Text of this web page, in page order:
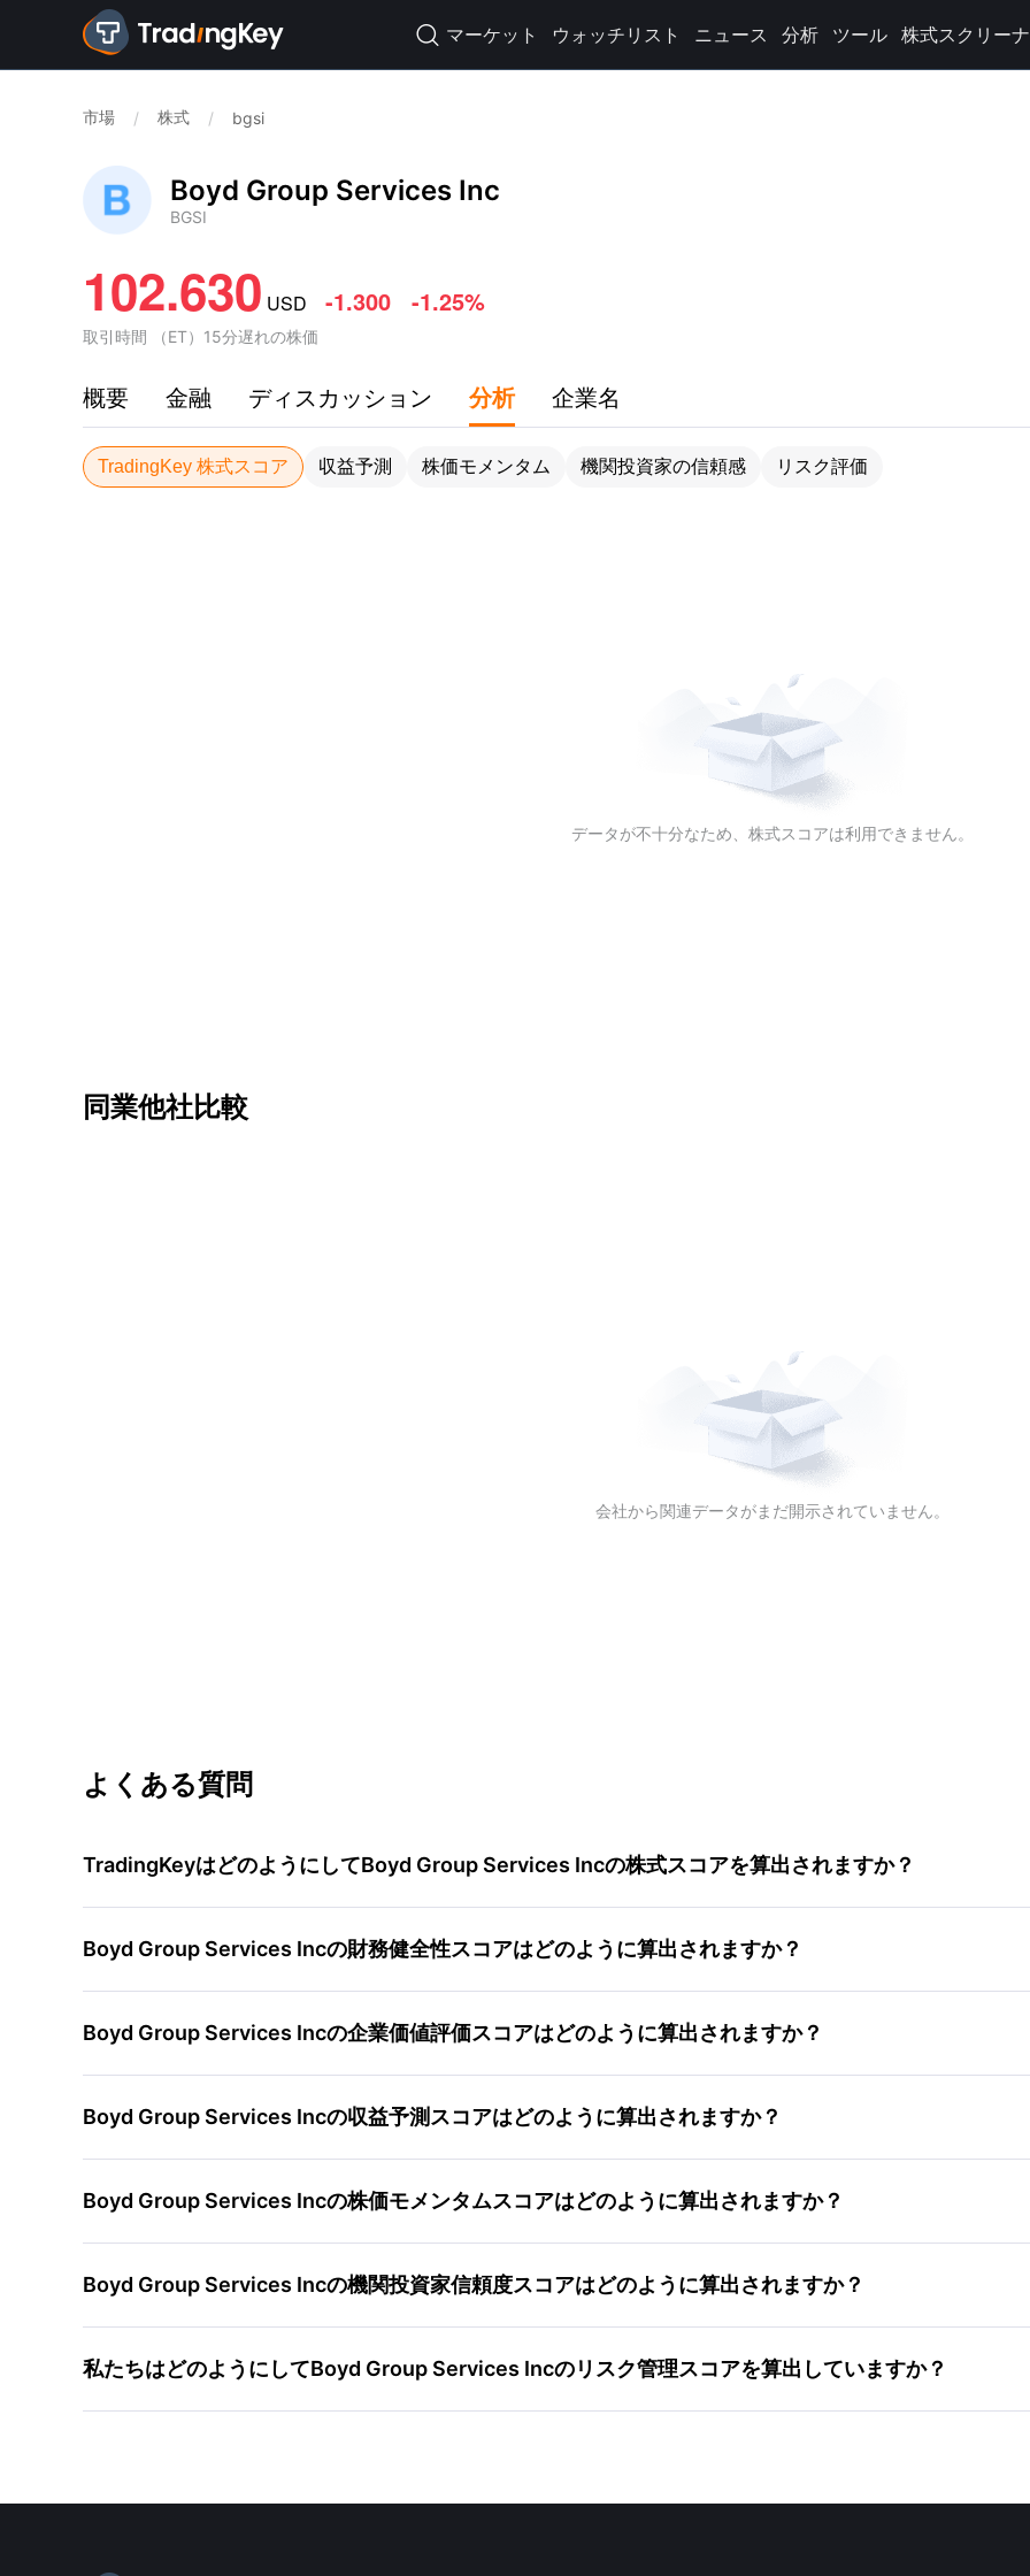
 マーケット ウォッチリスト ニュース 分析 ツール 株式スクリー
市場 / 株式 / bgsi
Boyd Group Services Inc
BGSI
102.630 USD -1.300 -1.25%
取引時間 （ET） 15分遅れの株価
概要 金融 ディスカッション 分析 企業名
TradingKey 株式スコア 収益予測 株価モメンタム 機関投資家の信頼感 リスク評価
データが不十分なため、株式スコアは利用できません。
同業他社比較
会社から関連データがまだ開示されていません。
よくある質問
TradingKeyはどのようにしてBoyd Group Services Incの株式スコアを算出されますか？
Boyd Group Services Incの財務健全性スコアはどのように算出されますか？
Boyd Group Services Incの企業価値評価スコアはどのように算出されますか？
Boyd Group Services Incの収益予測スコアはどのように算出されますか？
Boyd Group Services Incの株価モメンタムスコアはどのように算出されますか？
Boyd Group Services Incの機関投資家信頼度スコアはどのように算出されますか？
私たちはどのようにしてBoyd Group Services Incのリスク管理スコアを算出していますか？